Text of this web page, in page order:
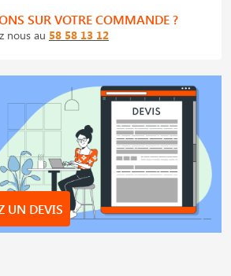
SUR VOTRE COMMANDE ?
nous au 58 58 13 12
UN DEVIS